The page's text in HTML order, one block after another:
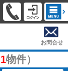
お問合せ
1物件）